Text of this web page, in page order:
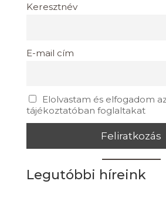
Keresztnév
E-mail cím
Elolvastam és elfogadom
tájékoztatóban foglaltakat
Legutóbbi híreink